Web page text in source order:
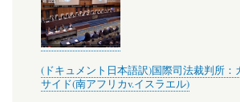
(ドキュメント日本語訳)国際司法裁判所：
サイド(南アフリカv.イスラエル)